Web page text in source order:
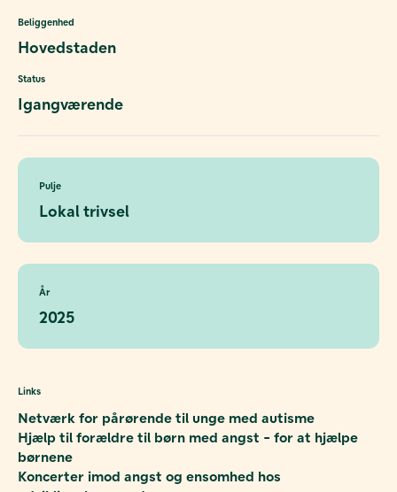
Beliggenhed
Hovedstaden
Status
Igangværende
Pulje
Lokal trivsel
År
2025
Links
Netværk for pårørende til unge med autisme
Hjælp til forældre til børn med angst - for at hjælpe
børnene
Koncerter imod angst og ensomhed hos